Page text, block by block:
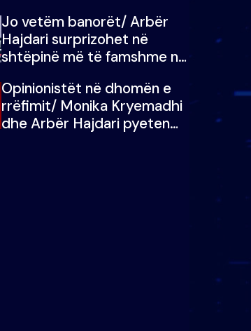
Doja ta çoja luftën time deri
në fund
Jo vetëm banorët/ Arbër
Hajdari surprizohet në
shtëpinë më të famshme në
me vajzën e tij
Opinionistët në dhomën e
rrëfimit/ Monika Kryemadhi
dhe Arbër Hajdari pyeten